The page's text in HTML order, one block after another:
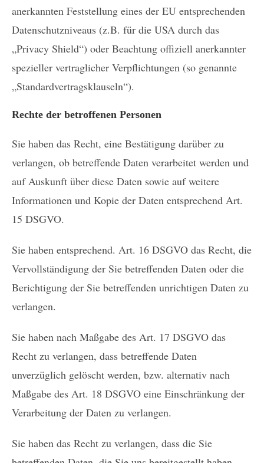
anerkannten Feststellung eines der EU entsprechenden
Datenschutzniveaus (z.B. für die USA durch das
„Privacy Shield“) oder Beachtung offiziell anerkannter
spezieller vertraglicher Verpflichtungen (so genannte
„Standardvertragsklauseln“).
Rechte der betroffenen Personen
Sie haben das Recht, eine Bestätigung darüber zu
verlangen, ob betreffende Daten verarbeitet werden und
auf Auskunft über diese Daten sowie auf weitere
Informationen und Kopie der Daten entsprechend Art.
15 DSGVO.
Sie haben entsprechend. Art. 16 DSGVO das Recht, die
Vervollständigung der Sie betreffenden Daten oder die
Berichtigung der Sie betreffenden unrichtigen Daten zu
verlangen.
Sie haben nach Maßgabe des Art. 17 DSGVO das
Recht zu verlangen, dass betreffende Daten
unverzüglich gelöscht werden, bzw. alternativ nach
Maßgabe des Art. 18 DSGVO eine Einschränkung der
Verarbeitung der Daten zu verlangen.
Sie haben das Recht zu verlangen, dass die Sie